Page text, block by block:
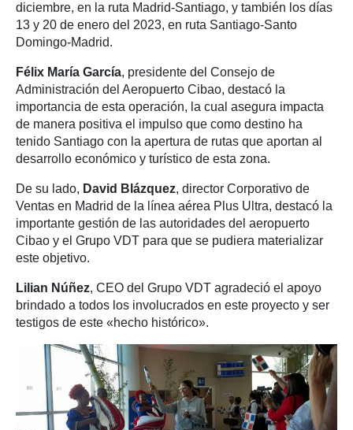
diciembre, en la ruta Madrid-Santiago, y también los días
13 y 20 de enero del 2023, en ruta Santiago-Santo
Domingo-Madrid.
Félix María García, presidente del Consejo de
Administración del Aeropuerto Cibao, destacó la
importancia de esta operación, la cual asegura impacta
de manera positiva el impulso que como destino ha
tenido Santiago con la apertura de rutas que aportan al
desarrollo económico y turístico de esta zona.
De su lado, David Blázquez, director Corporativo de
Ventas en Madrid de la línea aérea Plus Ultra, destacó la
importante gestión de las autoridades del aeropuerto
Cibao y el Grupo VDT para que se pudiera materializar
este objetivo.
Lilian Núñez, CEO del Grupo VDT agradeció el apoyo
brindado a todos los involucrados en este proyecto y ser
testigos de este «hecho histórico».